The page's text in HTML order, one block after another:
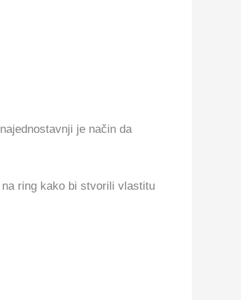
je način da
ring kako bi stvorili vlastitu